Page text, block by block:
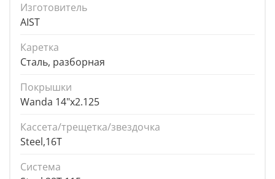
Изготовитель
AIST
Каретка
Сталь, разборная
Покрышки
Wanda 14"x2.125
Кассета/трещетка/звездочка
Steel,16T
Система